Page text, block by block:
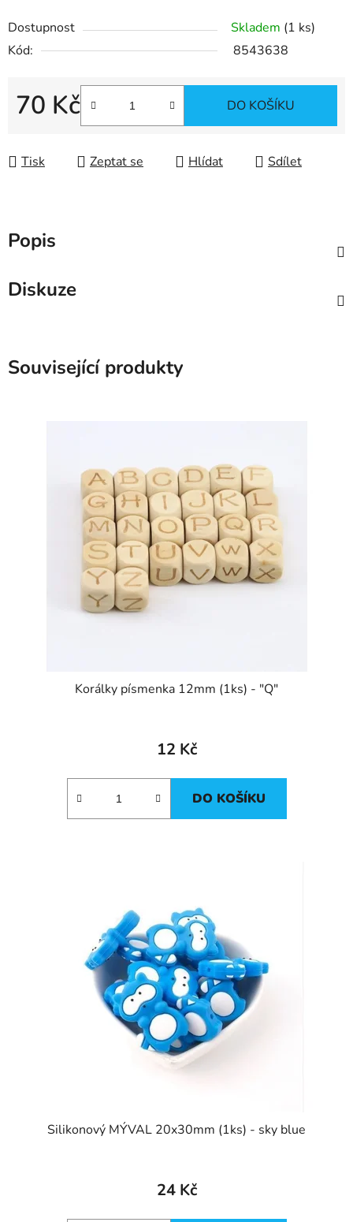
Dostupnost Skladem (1 ks)
Kód:
8543638
70 Kč
Měrná cena:
DO KOŠÍKU
Tisk Zeptat se Hlídat Sdílet
Popis
Diskuze
Související produkty
Korálky písmenka 12mm (1ks) - "Q"
12 Kč
DO KOŠÍKU
Silikonový MÝVAL 20x30mm (1ks) - sky blue
24 Kč